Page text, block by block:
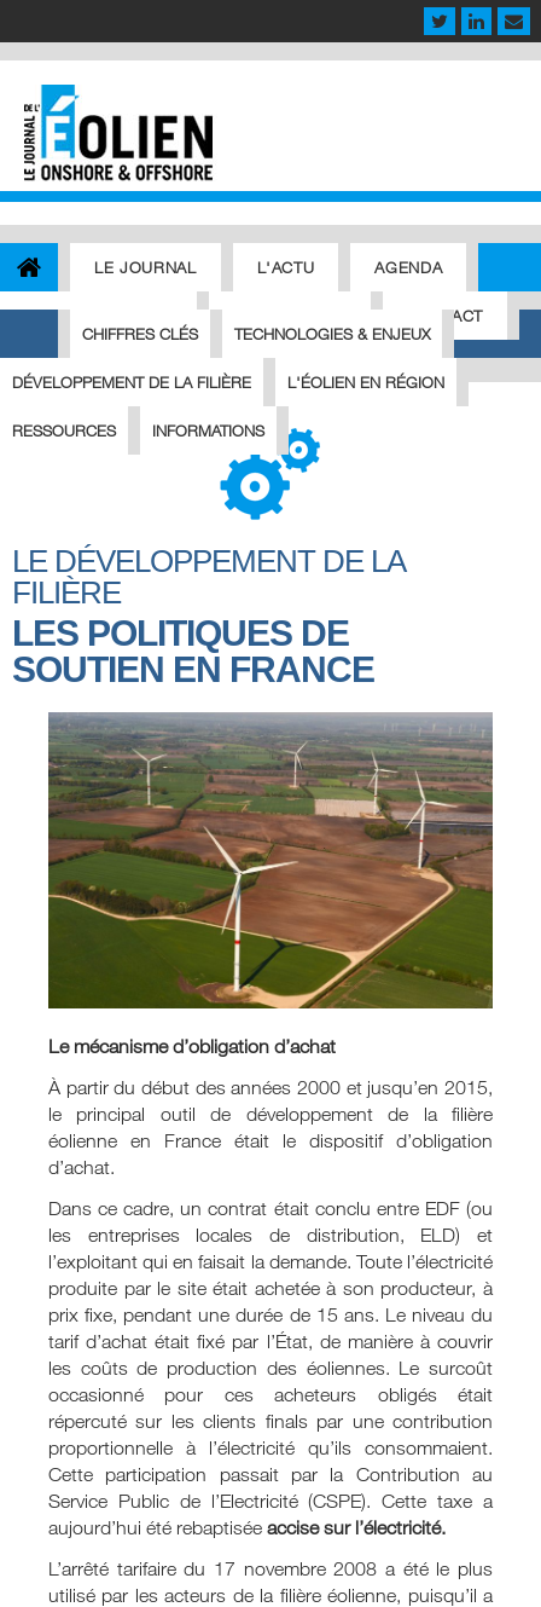
LE JOURNAL L'ACTU AGENDA
OFFRES D'EMPLOI CONTACT
TOUT SUR L'ÉOLIEN
CHIFFRES CLÉS TECHNOLOGIES & ENJEUX
DÉVELOPPEMENT DE LA FILIÈRE L'ÉOLIEN EN RÉGION
RESSOURCES INFORMATIONS
LE DÉVELOPPEMENT DE LA
FILIÈRE
LES POLITIQUES DE
SOUTIEN EN FRANCE
Le mécanisme d’obligation d’achat
À partir du début des années 2000 et jusqu’en 2015,
le principal outil de développement de la filière
éolienne en France était le dispositif d’obligation
d’achat.
Dans ce cadre, un contrat était conclu entre EDF (ou
les entreprises locales de distribution, ELD) et
l’exploitant qui en faisait la demande. Toute l’électricité
produite par le site était achetée à son producteur, à
prix fixe, pendant une durée de 15 ans. Le niveau du
tarif d’achat était fixé par l’État, de manière à couvrir
les coûts de production des éoliennes. Le surcoût
occasionné pour ces acheteurs obligés était
répercuté sur les clients finals par une contribution
proportionnelle à l’électricité qu’ils consommaient.
Cette participation passait par la Contribution au
Service Public de l’Electricité (CSPE). Cette taxe a
aujourd’hui été rebaptisée accise sur l’électricité.
L’arrêté tarifaire du 17 novembre 2008 a été le plus
utilisé par les acteurs de la filière éolienne, puisqu’il a